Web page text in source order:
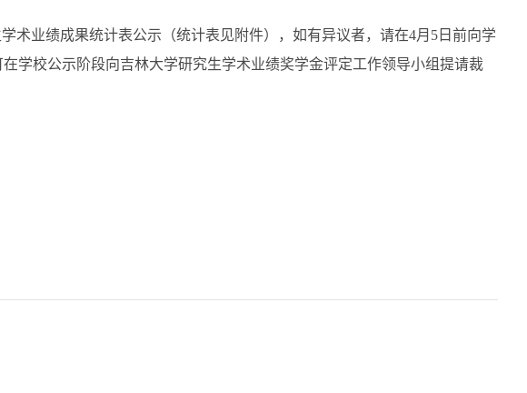
术业绩成果统计表公示（统计表见附件），如有异议者，请在4月5日前向学
学校公示阶段向吉林大学研究生学术业绩奖学金评定工作领导小组提请裁